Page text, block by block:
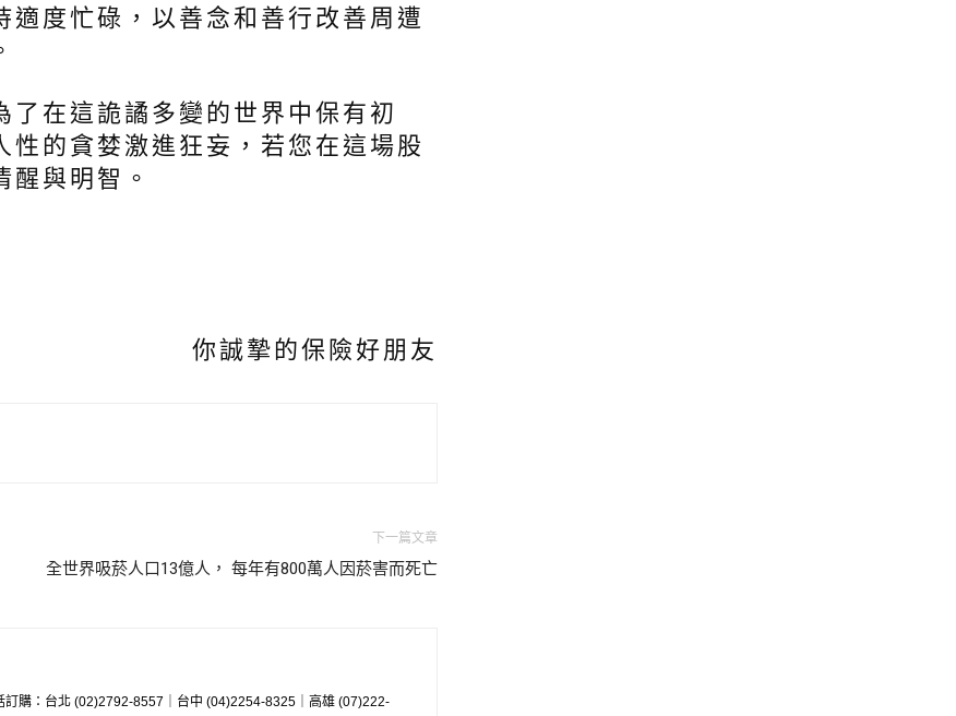
度忙碌，以善念和善行改善周遭
在這詭譎多變的世界中保有初
的貪婪激進狂妄，若您在這場股
與明智。
你誠摯的保險好朋友
下一篇文章
全世界吸菸人口13億人， 每年有800萬人因菸害而死亡
購：台北 (02)2792-8557｜台中 (04)2254-8325｜高雄 (07)222-